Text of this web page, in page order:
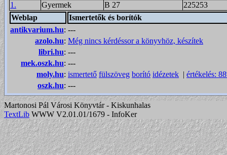
1.
Gyermek B 27
225253
Weblap
Ismertetők és borítók
antikvarium.hu: ---
azolo.hu: Még nincs kérdéssor a könyvhöz, készítek
libri.hu: ---
mek.oszk.hu: ---
moly.hu: ismertető fülszöveg borító idézetek | értékelés:
oszk.hu: ---
Martonosi Pál Városi Könyvtár - Kiskunhalas
TextLib WWW V2.01.01/1679 - InfoKer